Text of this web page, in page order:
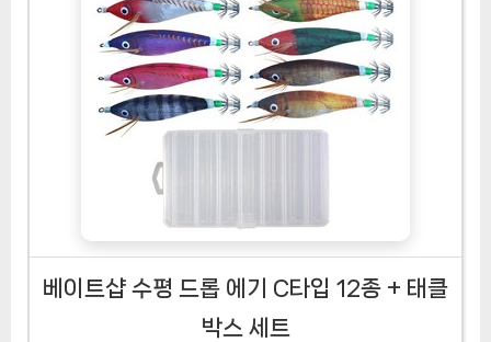
베이트샵 수평 드롭 에기 C타입 12종 + 태클
박스 세트